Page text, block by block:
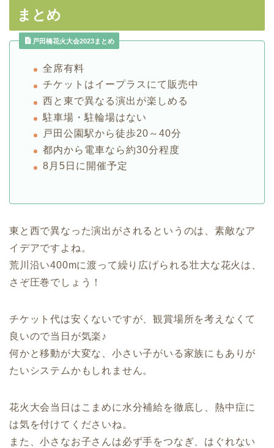
まとめ
戸田橋花火大会2023まとめ
全席有料
チケットはイープラスにて販売中
西と東で異なる演出が楽しめる
駐車場・駐輪場はない
戸田公園駅から徒歩20～40分
都内から電車なら約30分程度
8月5日に開催予定
東と西で異なった演出がされるというのは、素敵なア
イデアですよね。
荒川沿い400mに渡って繰り広げられる壮大な花火は、
さぞ圧巻でしょう！
チケット代は安くないですが、観賞場所を考えなくて
良いので当日が気楽♪
何かと移動が大変な、小さい子がいる家族にもありが
たいシステムかもしれません。
花火大会当日はこまめに水分補給を徹底し、熱中症に
は気を付けてくださいね。
また、小さなお子さんは必ず手をつなぎ、はぐれない